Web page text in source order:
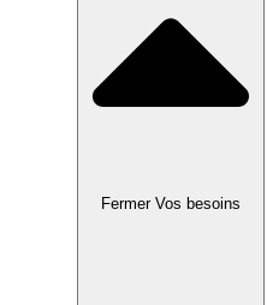
Fermer Vos besoins